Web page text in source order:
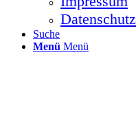
Datenschutz
Suche
Menü Menü